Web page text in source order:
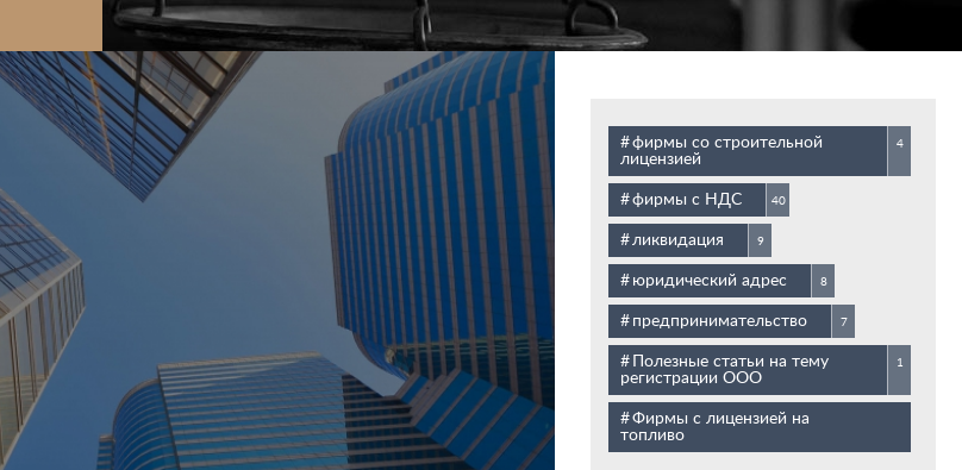
фирмы со строительной
лицензией
4
фирмы с НДС 40
ликвидация 9
юридический адрес 8
предпринимательство 7
Полезные статьи на тему
регистрации ООО
1
Фирмы с лицензией на
топливо